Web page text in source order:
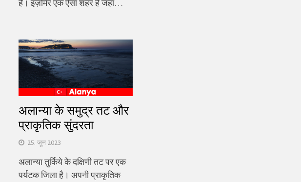
है। इज़मिर एक ऐसा शहर है जहां…
अलान्या के समुद्र तट और
प्राकृतिक सुंदरता
25. जून 2023
अलान्या तुर्किये के दक्षिणी तट पर एक
पर्यटक जिला है। अपनी प्राकृतिक